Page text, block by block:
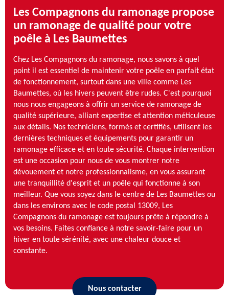
Les Compagnons du ramonage propose
un ramonage de qualité pour votre
poêle à Les Baumettes
Chez Les Compagnons du ramonage, nous savons à quel
point il est essentiel de maintenir votre poêle en parfait état
de fonctionnement, surtout dans une ville comme Les
Baumettes, où les hivers peuvent être rudes. C'est pourquoi
nous nous engageons à offrir un service de ramonage de
qualité supérieure, alliant expertise et attention méticuleuse
aux détails. Nos techniciens, formés et certifiés, utilisent les
dernières techniques et équipements pour garantir un
ramonage efficace et en toute sécurité. Chaque intervention
est une occasion pour nous de vous montrer notre
dévouement et notre professionnalisme, en vous assurant
une tranquillité d'esprit et un poêle qui fonctionne à son
meilleur. Que vous soyez dans le centre de Les Baumettes ou
dans les environs avec le code postal 13009, Les
Compagnons du ramonage est toujours prête à répondre à
vos besoins. Faites confiance à notre savoir-faire pour un
hiver en toute sérénité, avec une chaleur douce et
constante.
Nous contacter